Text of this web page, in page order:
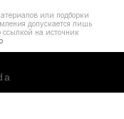
или подборки
допускается лишь
ссылкой на источник